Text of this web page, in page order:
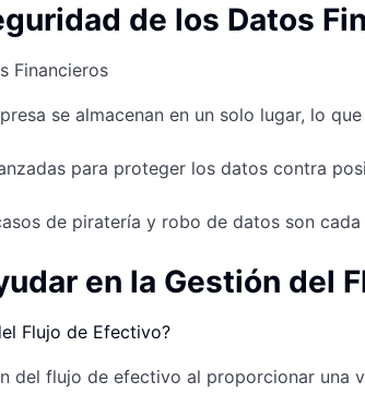
de los Datos
se almacenan en un solo lugar, lo
para proteger los datos contra
de piratería y robo de datos son cada
en la Gestión del
del flujo de efectivo al proporcionar una